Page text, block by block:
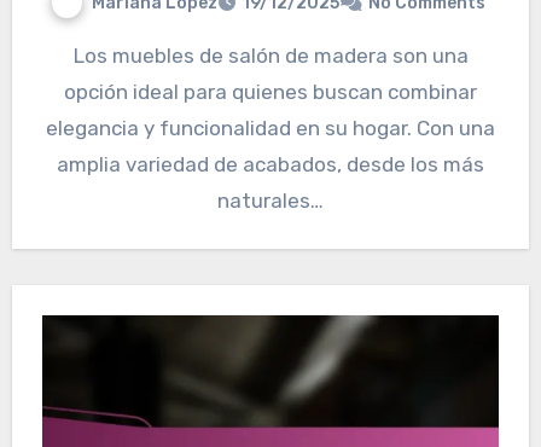
Los muebles de salón de madera son una
opción ideal para quienes buscan combinar
elegancia y funcionalidad en su hogar. Con una
amplia variedad de acabados, desde los más
naturales…